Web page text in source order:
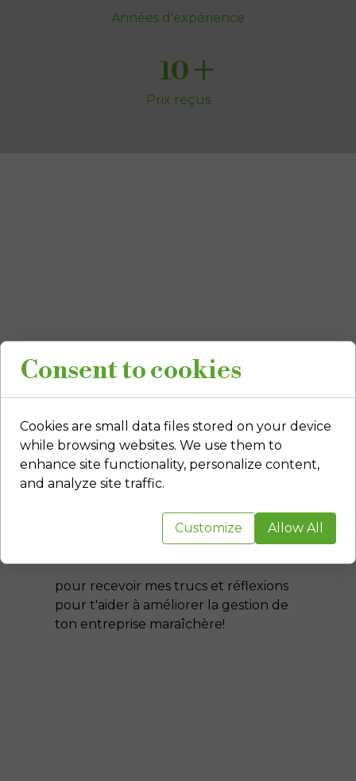
+
Années d'expérience
10
Prix reçus
pour recevoir mes trucs et réflexions
pour t'aider à améliorer la gestion de
ton entreprise maraîchère!
Inscris-toi à mon
infolettre!
Consent to cookies
Cookies are small data files stored on your device
while browsing websites. We use them to
enhance site functionality, personalize content,
and analyze site traffic.
Customize Allow All